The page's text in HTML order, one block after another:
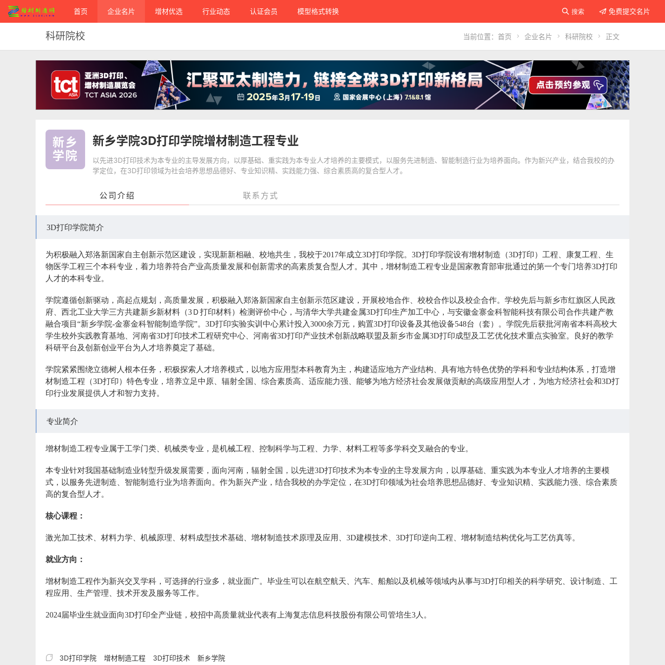
 免费提交名片
 搜索
首页 企业名片 增材优选 行业动态 认证会员 模型格式转换
科研院校 当前位置： 首页  企业名片  科研院校  正文
新乡
学院
新乡学院3D打印学院增材制造工程专业
以先进3D打印技术为本专业的主导发展方向，以厚基础、重实践为本专业人才培养的主要模式，以服务先进制造、智能制造行业为培养面向。作为新兴产业，结合我校的办
学定位，在3D打印领域为社会培养思想品德好、专业知识精、实践能力强、综合素质高的复合型人才。
公司介绍 联系方式
3D打印学院简介
为积极融入郑洛新国家自主创新示范区建设，实现新新相融、校地共生，我校于2017年成立3D打印学院。3D打印学院设有增材制造（3D打印）工程、康复工程、生
物医学工程三个本科专业，着力培养符合产业高质量发展和创新需求的高素质复合型人才。其中，增材制造工程专业是国家教育部审批通过的第一个专门培养3D打印
人才的本科专业。
学院遵循创新驱动，高起点规划，高质量发展，积极融入郑洛新国家自主创新示范区建设，开展校地合作、校校合作以及校企合作。学校先后与新乡市红旗区人民政
府、西北工业大学三方共建新乡新材料（3Ｄ打印材料）检测评价中心，与清华大学共建金属3D打印生产加工中心，与安徽金寨金科智能科技有限公司合作共建产教
融合项目“新乡学院-金寨金科智能制造学院”。3D打印实验实训中心累计投入3000余万元，购置3D打印设备及其他设备548台（套）。学院先后获批河南省本科高校大
学生校外实践教育基地、河南省3D打印技术工程研究中心、河南省3D打印产业技术创新战略联盟及新乡市金属3D打印成型及工艺优化技术重点实验室。良好的教学
科研平台及创新创业平台为人才培养奠定了基础。
学院紧紧围绕立德树人根本任务，积极探索人才培养模式，以地方应用型本科教育为主，构建适应地方产业结构、具有地方特色优势的学科和专业结构体系，打造增
材制造工程（3D打印）特色专业，培养立足中原、辐射全国、综合素质高、适应能力强、能够为地方经济社会发展做贡献的高级应用型人才，为地方经济社会和3D打
印行业发展提供人才和智力支持。
专业简介
增材制造工程专业属于工学门类、机械类专业，是机械工程、控制科学与工程、力学、材料工程等多学科交叉融合的专业。
本专业针对我国基础制造业转型升级发展需要，面向河南，辐射全国，以先进3D打印技术为本专业的主导发展方向，以厚基础、重实践为本专业人才培养的主要模
式，以服务先进制造、智能制造行业为培养面向。作为新兴产业，结合我校的办学定位，在3D打印领域为社会培养思想品德好、专业知识精、实践能力强、综合素质
高的复合型人才。
核心课程：
激光加工技术、材料力学、机械原理、材料成型技术基础、增材制造技术原理及应用、3D建模技术、3D打印逆向工程、增材制造结构优化与工艺仿真等。
就业方向：
增材制造工程作为新兴交叉学科，可选择的行业多，就业面广。毕业生可以在航空航天、汽车、船舶以及机械等领域内从事与3D打印相关的科学研究、设计制造、工
程应用、生产管理、技术开发及服务等工作。
2024届毕业生就业面向3D打印全产业链，校招中高质量就业代表有上海复志信息科技股份有限公司管培生3人。
 3D打印学院 增材制造工程 3D打印技术 新乡学院